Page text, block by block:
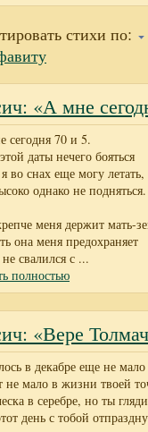
стихи по:
«А мне
сегодня 70 и 5.
даты нечего бояться
во снах еще могу летать,
однако не подняться.
меня держит мать-
она меня предохраняет
свалился с ...
полностью
«Вере
в декабре еще не
не мало в жизни твоей
в серебре, но ты
день с тобой